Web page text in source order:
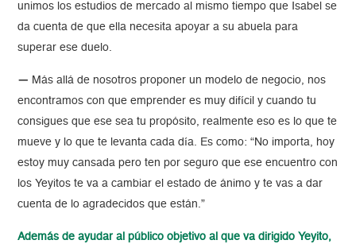
unimos los estudios de mercado al mismo tiempo que Isabel se
da cuenta de que ella necesita apoyar a su abuela para
superar ese duelo.
— Más allá de nosotros proponer un modelo de negocio, nos
encontramos con que emprender es muy difícil y cuando tu
consigues que ese sea tu propósito, realmente eso es lo que te
mueve y lo que te levanta cada día. Es como: “No importa, hoy
estoy muy cansada pero ten por seguro que ese encuentro con
los Yeyitos te va a cambiar el estado de ánimo y te vas a dar
cuenta de lo agradecidos que están.”
Además de ayudar al público objetivo al que va dirigido Yeyito,